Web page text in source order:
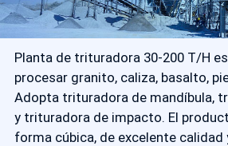
Planta de trituradora 30-200 T/H
procesar granito, caliza, basalto,
Adopta trituradora de mandíbula,
y trituradora de impacto. El
forma cúbica, de excelente